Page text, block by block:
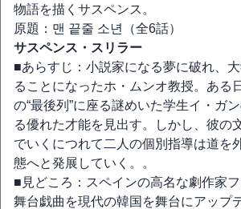
物語を描くサスペンス。
原題：맨 끝줄 소년（全6話）
サスペンス・スリラー
■あらすじ：小説家になる夢に破れ、
ることになったホ・ムンオ教授。ある
の“最後列”に座る謎めいた学生イ・ガ
る優れた才能を見出す。しかし、彼の
でいくにつれて二人の個別指導は道を
態へと発展していく。。
■見どころ：スペインの高名な劇作家
舞台戯曲を現代の韓国を舞台にアップ